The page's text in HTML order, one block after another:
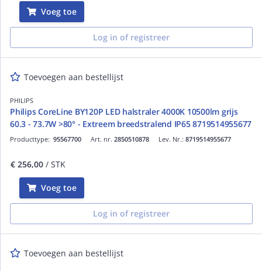
Voeg toe
Log in of registreer
Toevoegen aan bestellijst
PHILIPS
Philips CoreLine BY120P LED halstraler 4000K 10500lm grijs
60.3 - 73.7W >80° - Extreem breedstralend IP65 8719514955677
Art. nr. 2850510878
Producttype: 95567700 Lev. Nr.: 8719514955677
€ 256,00 / STK
Voeg toe
Log in of registreer
Toevoegen aan bestellijst